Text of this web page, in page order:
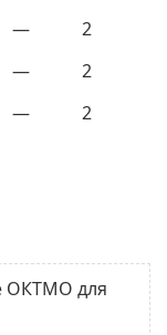
—
2
—
2
— 2
ОКТМО для